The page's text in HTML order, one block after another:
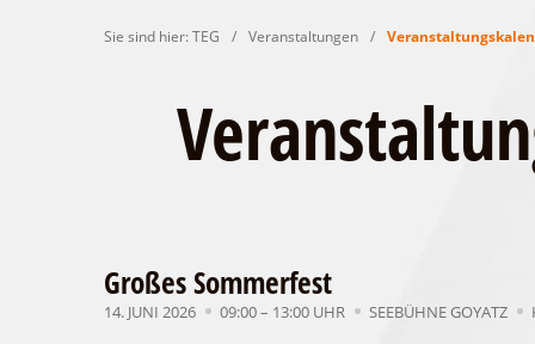
Urlaub
Leichhardt Land
finden
Sie sind hier:TEG / Veranstaltungen /
Großes Sommerfest
14. JUNI 2026 09:00 – 13:00 UHR SEEBÜHNE GOYATZ